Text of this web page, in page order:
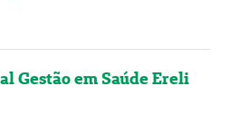
Gestão em Saúde Ereli